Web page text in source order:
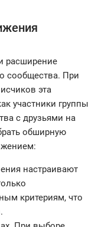
расширение
сообщества. При
эта
участники группы
с друзьями на
обширную
настраивают
критериям, что